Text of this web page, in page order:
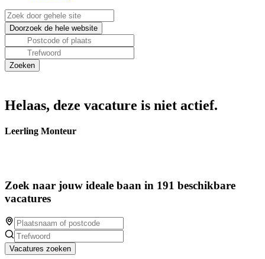
Helaas, deze vacature is niet actief.
Leerling Monteur
Zoek naar jouw ideale baan in 191 beschikbare
vacatures
Vacatures zoeken